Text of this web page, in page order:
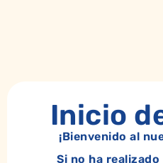
Inicio
¡Bienvenido al
Si no ha